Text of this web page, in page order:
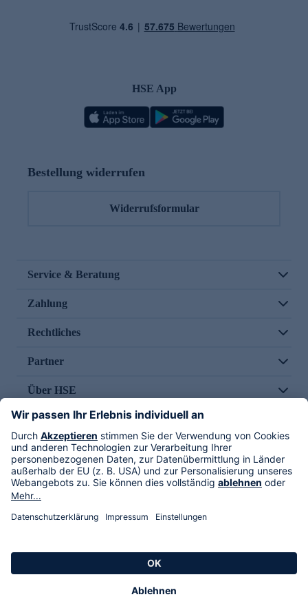
HSE App
Bestellung widerrufen
Widerrufsformular
Service & Beratung
Zahlung
Rechtliches
Partner
Über HSE
Im TV
HSE International